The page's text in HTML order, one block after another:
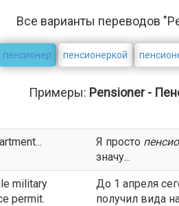
Все варианты переводов
пенсионер пенсионеркой
Примеры: Pensioner -
Я просто
значу...
military
permit.
До 1 апреля
получил вида